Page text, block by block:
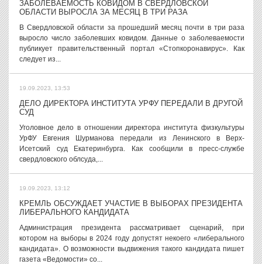
ЗАБОЛЕВАЕМОСТЬ КОВИДОМ В СВЕРДЛОВСКОЙ
ОБЛАСТИ ВЫРОСЛА ЗА МЕСЯЦ В ТРИ РАЗА
В Свердловской области за прошедший месяц почти в три раза
выросло число заболевших ковидом. Данные о заболеваемости
публикует правительственный портал «Стопкоронавирус». Как
следует из...
19.09.2023, 13:53
ДЕЛО ДИРЕКТОРА ИНСТИТУТА УРФУ ПЕРЕДАЛИ В ДРУГОЙ
СУД
Уголовное дело в отношении директора института физкультуры
УрФУ Евгения Шурманова передали из Ленинского в Верх-
Исетский суд Екатеринбурга. Как сообщили в пресс-службе
свердловского облсуда,...
19.09.2023, 13:12
КРЕМЛЬ ОБСУЖДАЕТ УЧАСТИЕ В ВЫБОРАХ ПРЕЗИДЕНТА
ЛИБЕРАЛЬНОГО КАНДИДАТА
Администрация президента рассматривает сценарий, при
котором на выборы в 2024 году допустят некоего «либерального
кандидата». О возможности выдвижения такого кандидата пишет
газета «Ведомости» со...